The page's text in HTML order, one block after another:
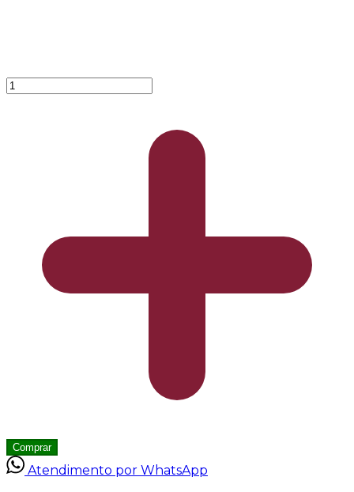
Comprar
Atendimento por WhatsApp